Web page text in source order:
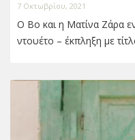
7 Οκτωβρίου, 2021
Ο Bo και η Ματίνα Ζάρα
ντουέτο – έκπληξη με